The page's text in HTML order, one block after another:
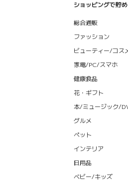
ショッピングで貯
総合通販
ファッション
ビューティー/コス
家電/PC/スマホ
健康食品
花・ギフト
本/ミュージック/
グルメ
ペット
インテリア
日用品
ベビー/キッズ